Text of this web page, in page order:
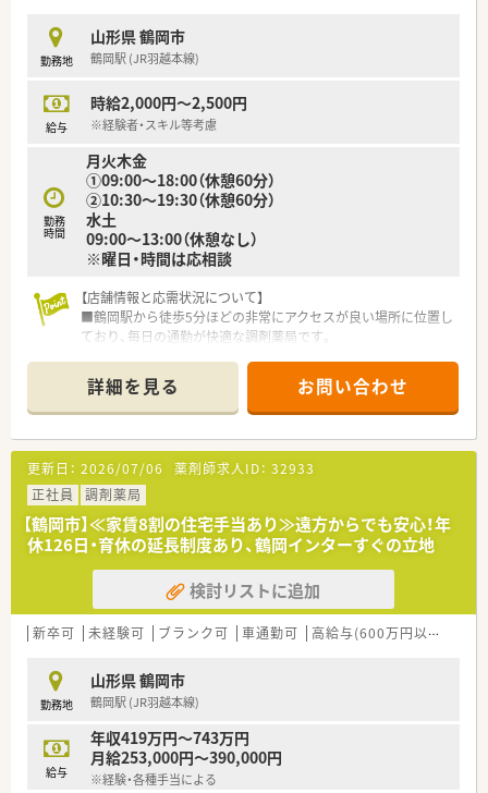
＜働きやすい環境です！＞
■加算に対し意識はしつつもノルマや強制ではなく、患者様の意
■頑張った姿はしっかり評価！会社・地域医療へ貢献いただいた
分、手当や評価の対象としてお給与面は反映されております。
徹底しています。
繁忙期などの多忙な時期も負担が集中しないよう、全員で協力し
て業務を行っています。
■現在業界を注力されている在宅業務に関して、人数体制を考え
ながら無理なく対応できるよう、社長がじっくり判断されており
ます。
を入れていこう！との思いがある代表が在籍しているため、社長
から薬局経営のノウハウを教えていただけます！
■経験を積んで、将来独立して自分のお店を持ちたい方にもおす
すめです♪
＜働き方改革にも取り組み中です！＞
現場で働くスタッフのことを大事にされている代表です。
時代に合わせた働き方や、現場からの意見を吸い上げて、改善や
休みの取り方を変えていこうという考えがあり、
「働くみんなが働きやすいように」をモットーにされています！
勤務地
山形県 鶴岡市
鶴岡駅 (JR羽越本線)
給与
時給2,000円～2,500円
※経験者・スキル等考慮
勤務
時間
月火木金
①09:00～18:00（休憩60分）
②10:30～19:30（休憩60分）
水土
09:00～13:00（休憩なし）
※曜日・時間は応相談
【店舗情報と応需状況について】
■鶴岡駅から徒歩5分ほどの非常にアクセスが良い場所に位置し
ており、毎日の通勤が快適な調剤薬局です。
科をはじめ整形外科などの処方箋を扱います。
■1日あたり90枚ほどの処方箋を応需しており、お子様から高齢
者まで幅広い層の患者様が来局されます。
【法人特徴について】
■単なる調剤業務の枠にとどまらず、地域住民の健康を総合的に
支えるトータルヘルスケアの提供を目指します。
■病気になってからの対応だけではなく、予防や健康の維持増進
といった手前の段階からの貢献を大切にします。
■処方箋のネット予約システムを積極的に導入するなど、患者様
の利便性を高めるIT活用を進めています。
【こんな方が活躍中】
■患者様の声にじっくりと耳を傾け、対面でのコミュニケーショ
■外来業務に専念できる環境を活かして、調剤の正確性とスピー
ド感を両立させながら効率的に業務をこなす方です。
■近隣のクリニックと密な連携を取りながら、地域のかかりつけ
薬局として住民をサポートしているスタッフです。
詳細を見る お問い合わせ
更新日： 2026/07/06 薬剤師求人ID： 32933
正社員
調剤薬局
【鶴岡市】≪家賃8割の住宅手当あり≫遠方からでも安心！年
休126日・育休の延長制度あり、鶴岡インターすぐの立地
検討リストに追加
新卒可 未経験可 ブランク可 車通勤可 高給与(600万円以上)
勤務地
山形県 鶴岡市
鶴岡駅 (JR羽越本線)
給与
年収419万円～743万円
月給253,000円～390,000円
※経験・各種手当による